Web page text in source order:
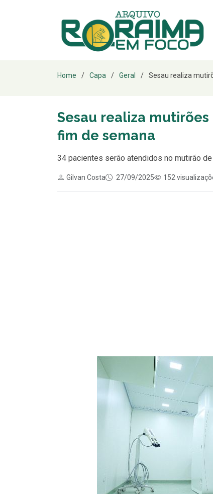
Home Capa Geral Sesau realiza
Sesau realiza
fim de semana
34 pacientes serão atendidos no mutirão
Gilvan Costa 27/09/2025 152